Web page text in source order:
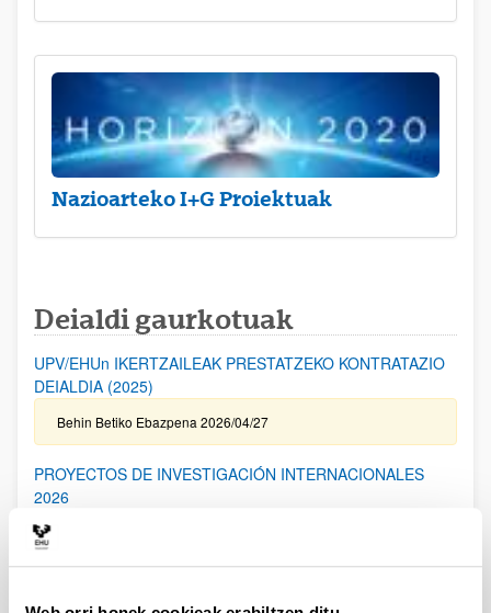
Nazioarteko I+G Proiektuak
Deialdi gaurkotuak
UPV/EHUn IKERTZAILEAK PRESTATZEKO KONTRATAZIO
DEIALDIA (2025)
Behin Betiko Ebazpena 2026/04/27
PROYECTOS DE INVESTIGACIÓN INTERNACIONALES
2026